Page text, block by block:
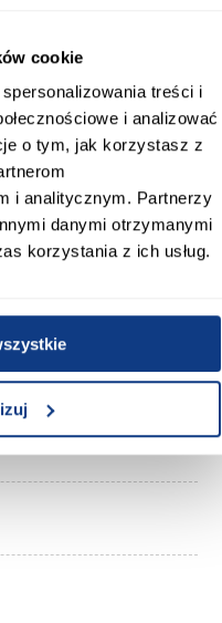
cookie
treści i
i analizować
o tym, jak korzystasz z
i analitycznym. Partnerzy
danymi otrzymanymi
korzystania z ich usług.
Informacje o